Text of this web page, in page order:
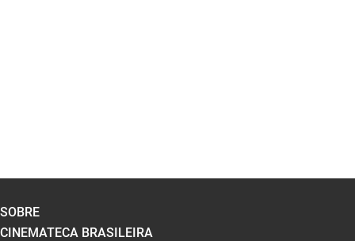
SOBRE
CINEMATECA BRASILEIRA